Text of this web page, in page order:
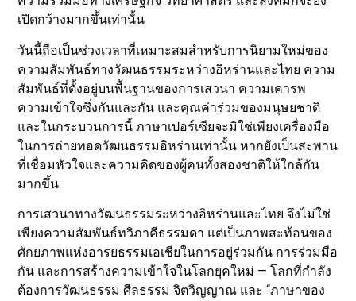
เปิดกว้างมากขึ้นเท่านั้น
วันนี้ถือเป็นช่วงเวลาที่เหมาะสมสำหรับการนิยามใหม่ของ
ความสัมพันธ์ทางวัฒนธรรมระหว่างอิหร่านและไทย ความ
สัมพันธ์ที่ตั้งอยู่บนพื้นฐานของการเสวนา ความเคารพ
ความเข้าใจซึ่งกันและกัน และคุณค่าร่วมของมนุษยชาติ
และในกระบวนการนี้ ภาษาเปอร์เซียจะมิใช่เพียงเครื่องมือ
ในการถ่ายทอดวัฒนธรรมอิหร่านเท่านั้น หากยังเป็นสะพาน
ที่เชื่อมหัวใจและความคิดของผู้คนทั้งสองชาติให้ใกล้กัน
มากขึ้น
การเสวนาทางวัฒนธรรมระหว่างอิหร่านและไทย จึงไม่ใช่
เพียงความสัมพันธ์ทวิภาคีธรรมดา แต่เป็นภาพสะท้อนของ
ศักยภาพแห่งอารยธรรมเอเชียในการอยู่ร่วมกัน การร่วมมือ
กัน และการสร้างความเข้าใจในโลกยุคใหม่ — โลกที่กำลัง
ต้องการวัฒนธรรม ศีลธรรม จิตวิญญาณ และ “ภาษาของ